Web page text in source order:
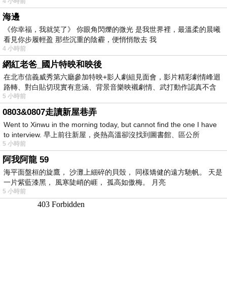
海邊
《你幸福，我就笑了》 你眼角閃爍的微光 是我世界裡，最溫柔的晨曦
看見你步履輕盈 那些沉重的陰霾，便悄悄散去 我
4 小時前
網紅老爸_國片特映和映後
在北市信義威秀第六廳參加特映+影人劇組見面會，影片精彩劇情峰迴
路轉、對白貼切現實有意涵、背景音樂映襯劇情、武打動作認真不含
糊、
5 小時前
0803&0807走讀新屋巷弄
Went to Xinwu in the morning today, but cannot find the one I have
to interview. 早上前往新屋，炎熱高溫卻沒找到圖書館、區公所
5 小時前
阿我阿龍 59
海平面盤桓的旋鷹， 沙灘上細碎的貝殼， 同樣矯健的遠方馳帆。 天是
一片紫藍漆黑， 風寒陡峭的崕， 孤高如傲梅。 月亮
5 小時前